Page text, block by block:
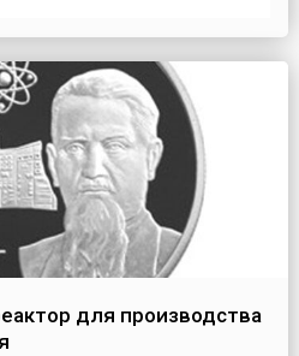
дружбы и сотрудничества
борьба против
для производства